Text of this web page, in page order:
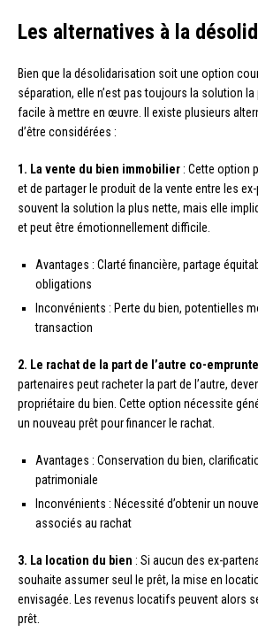
Les alternatives à la
Bien que la désolidarisation soit une option
séparation, elle n’est pas toujours la solution
facile à mettre en œuvre. Il existe plusieurs
d’être considérées :
1. La vente du bien immobilier : Cette option
et de partager le produit de la vente entre les
souvent la solution la plus nette, mais elle
et peut être émotionnellement difficile.
Avantages : Clarté financière, partage
obligations
Inconvénients : Perte du bien, potentielles
transaction
2. Le rachat de la part de l’autre co-
partenaires peut racheter la part de l’autre,
propriétaire du bien. Cette option nécessite
un nouveau prêt pour financer le rachat.
Avantages : Conservation du bien,
patrimoniale
Inconvénients : Nécessité d’obtenir un
associés au rachat
3. La location du bien : Si aucun des ex-
souhaite assumer seul le prêt, la mise en
envisagée. Les revenus locatifs peuvent alors
prêt.